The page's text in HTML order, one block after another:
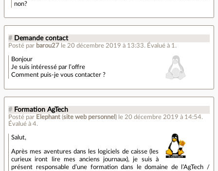
non?
# Demande contact
Posté par barou27 le 20 décembre 2019 à 13:33. Évalué à 1 .
Bonjour
Je suis intéressé par l’offre
Comment puis-je vous contacter ?
# Formation AgTech
Posté par Elephant (site web personnel ) le 20 décembre 2019 à 14:54.
Évalué à 4.
Salut,
Après mes aventures dans les logiciels de caisse (les
curieux iront lire mes anciens journaux), je suis à
présent responsable d’une formation dans le domaine de l’AgTech /